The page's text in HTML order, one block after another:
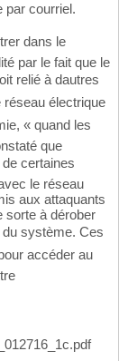
par courriel.
dans le
par le fait que le
relié à dautres
réseau électrique
« quand les
que
de certaines
le réseau
aux attaquants
sorte à dérober
du système. Ces
accéder au